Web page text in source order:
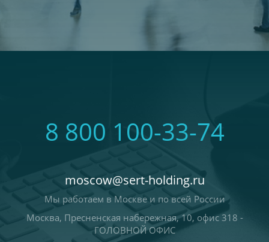
8 800 100-33-74
moscow@sert-holding.ru
Мы работаем в Москве и по всей России
Москва, Пресненская набережная, 10, офис 318 -
ГОЛОВНОЙ ОФИС